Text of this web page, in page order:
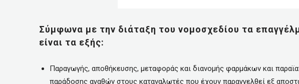
Σύμφωνα με την διάταξη του νομοσχεδίου τα
είναι τα εξής:
Παραγωγής, αποθήκευσης, μεταφοράς και διανομής φαρμάκων και
παράδοσης αγαθών στους καταναλωτές που έχουν παραγγελθεί εξ